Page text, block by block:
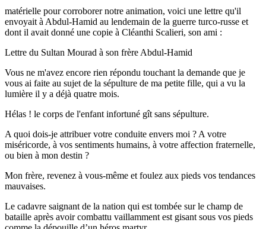
matérielle pour corroborer notre animation, voici une lettre qu'il
envoyait à Abdul-Hamid au lendemain de la guerre turco-russe et
dont il avait donné une copie à Cléanthi Scalieri, son ami :
Lettre du Sultan Mourad à son frère Abdul-Hamid
Vous ne m'avez encore rien répondu touchant la demande que je
vous ai faite au sujet de la sépulture de ma petite fille, qui a vu la
lumière il y a déjà quatre mois.
Hélas ! le corps de l'enfant infortuné gît sans sépulture.
A quoi dois-je attribuer votre conduite envers moi ? A votre
miséricorde, à vos sentiments humains, à votre affection fraternelle,
ou bien à mon destin ?
Mon frère, revenez à vous-même et foulez aux pieds vos tendances
mauvaises.
Le cadavre saignant de la nation qui est tombée sur le champ de
bataille après avoir combattu vaillamment est gisant sous vos pieds